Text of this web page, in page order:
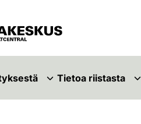
Tietoa riistasta